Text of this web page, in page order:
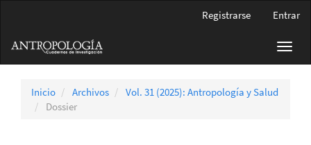
principal
Barra
Registrarse Entrar
Inicio Archivos
Vol. 31 (2025): Antropología y Salud
Dossier